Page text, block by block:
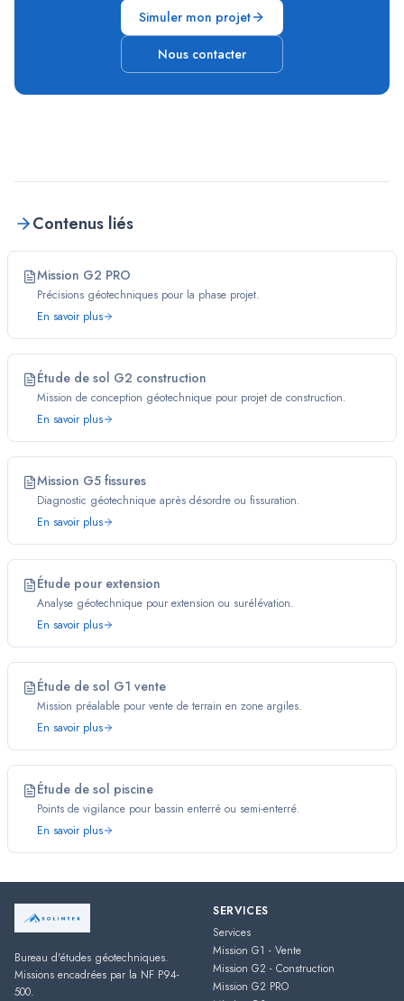
Simuler mon projet
Nous contacter
Contenus liés
Mission G2 PRO
Précisions géotechniques pour la phase projet.
En savoir plus
Étude de sol G2 construction
Mission de conception géotechnique pour projet de construction.
En savoir plus
Mission G5 fissures
Diagnostic géotechnique après désordre ou fissuration.
En savoir plus
Étude pour extension
Analyse géotechnique pour extension ou surélévation.
En savoir plus
Étude de sol G1 vente
Mission préalable pour vente de terrain en zone argiles.
En savoir plus
Étude de sol piscine
Points de vigilance pour bassin enterré ou semi-enterré.
En savoir plus
Bureau d'études géotechniques.
Missions encadrées par la NF P94-
500.
SERVICES
Services
Mission G1 - Vente
Mission G2 - Construction
Mission G2 PRO